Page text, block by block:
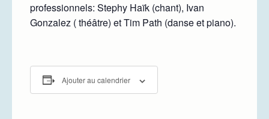
professionnels: Stephy Haïk (chant), Ivan
Gonzalez ( théâtre) et Tim Path (danse et piano).
Ajouter au calendrier